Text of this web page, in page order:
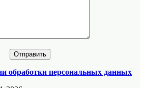
обработки персональных данных